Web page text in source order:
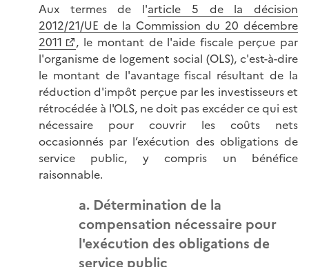
Aux termes de l'article 5 de la décision
2012/21/UE de la Commission du 20 décembre
2011
, le montant de l'aide fiscale perçue par
l'organisme de logement social (OLS), c'est-à-dire
le montant de l'avantage fiscal résultant de la
réduction d'impôt perçue par les investisseurs et
rétrocédée à l'OLS, ne doit pas excéder ce qui est
nécessaire pour couvrir les coûts nets
occasionnés par l’exécution des obligations de
service public, y compris un bénéfice
raisonnable.
a. Détermination de la
compensation nécessaire pour
l'exécution des obligations de